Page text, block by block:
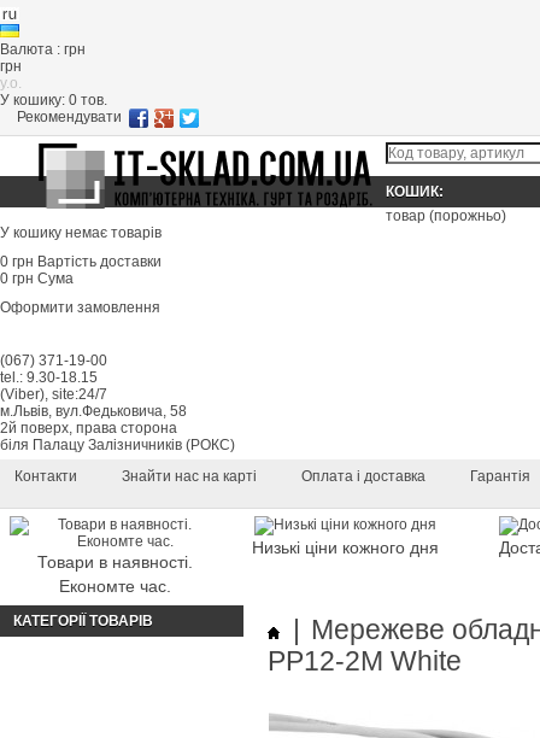
Валюта : грн
грн
y.o.
У кошику: 0 тов.
Рекомендувати
КОШИК:
товар (порожньо)
У кошику немає товарів
0 грн Вартість доставки
0 грн Сума
Оформити замовлення
(067) 371-19-00
tel.: 9.30-18.15
(Viber), site:24/7
м.Львів, вул.Федьковича, 58
2й поверх, права сторона
біля Палацу Залізничників (РОКС)
Контакти
Знайти нас на карті Оплата і доставка Гарантія
Товари в наявності.
Економте час.
Низькі ціни кожного дня
КАТЕГОРІЇ ТОВАРІВ
Мережеве
PP12-2M White